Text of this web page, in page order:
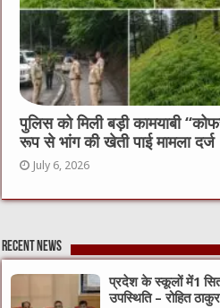
पुलिस को मिली बड़ी कामयाबी
रूप से भांग की खेती पाई मामला दर्ज
July 6, 2026
Recent News
प्रदेश के स्कूलों में1
उपस्थिति – रोहित ठाकुर